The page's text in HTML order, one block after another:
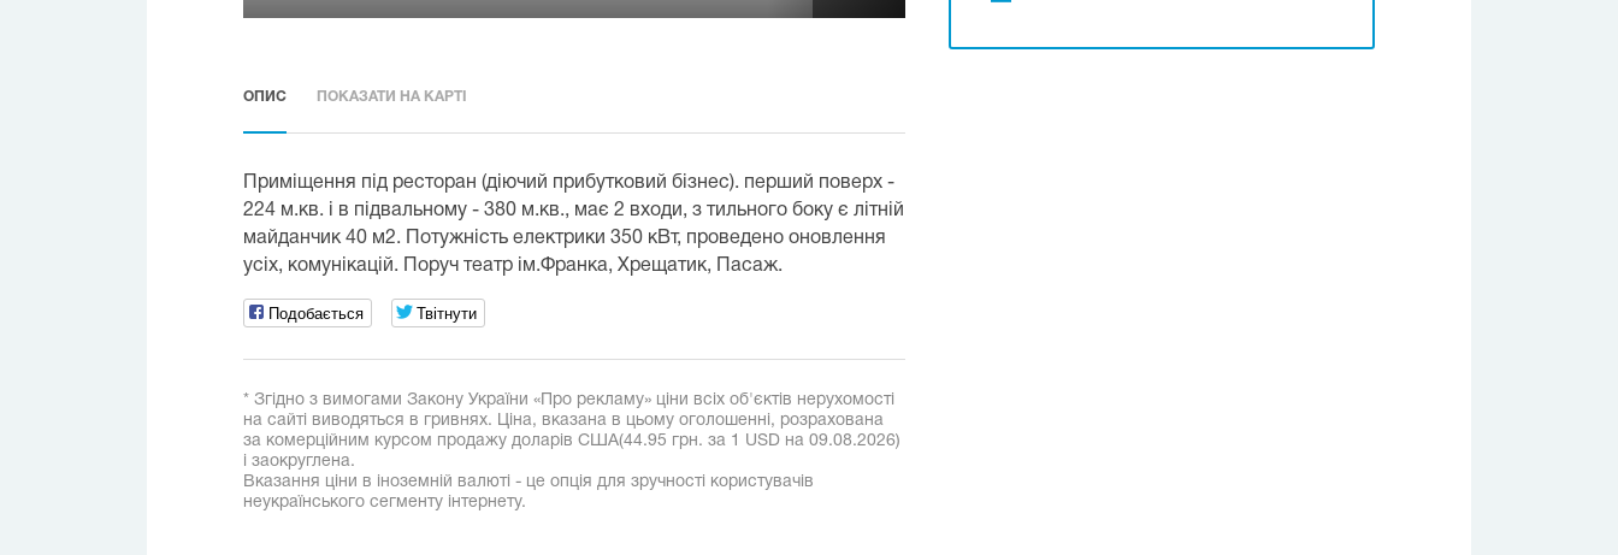
ОПИС ПОКАЗАТИ НА КАРТІ
Приміщення під ресторан (діючий прибутковий бізнес). перший поверх -
224 м.кв. і в підвальному - 380 м.кв., має 2 входи, з тильного боку є літній
майданчик 40 м2. Потужність електрики 350 кВт, проведено оновлення
усіх, комунікацій. Поруч театр ім.Франка, Хрещатик, Пасаж.
Подобається Твітнути
* Згідно з вимогами Закону України «Про рекламу» ціни всіх об'єктів нерухомості
на сайті виводяться в гривнях. Ціна, вказана в цьому оголошенні, розрахована
за комерційним курсом продажу доларів США(44.95 грн. за 1 USD на 09.08.2026)
і заокруглена.
Вказання ціни в іноземній валюті - це опція для зручності користувачів
неукраїнського сегменту інтернету.